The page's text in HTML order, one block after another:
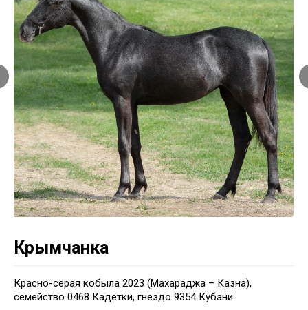
Крымчанка
Красно-серая кобыла 2023 (Махараджа – Казна),
семейство 0468 Кадетки, гнездо 9354 Кубани.